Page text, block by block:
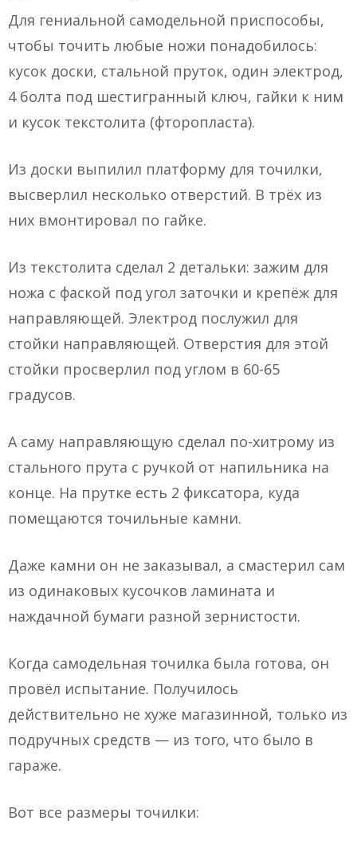
Для гениальной самодельной приспособы,
чтобы точить любые ножи понадобилось:
кусок доски, стальной пруток, один электрод,
4 болта под шестигранный ключ, гайки к ним
и кусок текстолита (фторопласта).
Из доски выпилил платформу для точилки,
высверлил несколько отверстий. В трёх из
них вмонтировал по гайке.
Из текстолита сделал 2 детальки: зажим для
ножа с фаской под угол заточки и крепёж для
направляющей. Электрод послужил для
стойки направляющей. Отверстия для этой
стойки просверлил под углом в 60-65
градусов.
А саму направляющую сделал по-хитрому из
стального прута с ручкой от напильника на
конце. На прутке есть 2 фиксатора, куда
помещаются точильные камни.
Даже камни он не заказывал, а смастерил сам
из одинаковых кусочков ламината и
наждачной бумаги разной зернистости.
Когда самодельная точилка была готова, он
провёл испытание. Получилось
действительно не хуже магазинной, только из
подручных средств — из того, что было в
гараже.
Вот все размеры точилки: